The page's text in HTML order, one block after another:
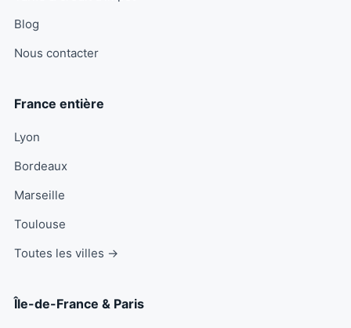
Blog
Nous contacter
France entière
Lyon
Bordeaux
Marseille
Toulouse
Toutes les villes →
Île-de-France & Paris